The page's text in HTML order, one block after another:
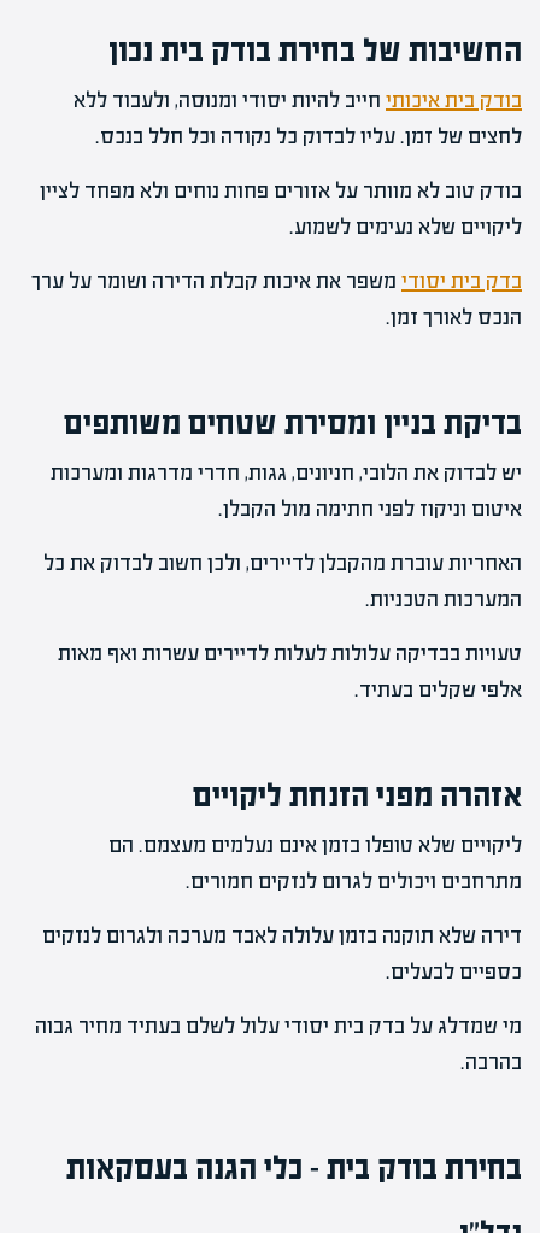
החשיבות של בחירת בודק בית נכון
בודק בית איכותי חייב להיות יסודי ומנוסה, ולעבוד ללא
לחצים של זמן. עליו לבדוק כל נקודה וכל חלל בנכס.
בודק טוב לא מוותר על אזורים פחות נוחים ולא מפחד לציין
ליקויים שלא נעימים לשמוע.
בדק בית יסודי משפר את איכות קבלת הדירה ושומר על ערך
הנכס לאורך זמן.
בדיקת בניין ומסירת שטחים משותפים
יש לבדוק את הלובי, חניונים, גגות, חדרי מדרגות ומערכות
איטום וניקוז לפני חתימה מול הקבלן.
האחריות עוברת מהקבלן לדיירים, ולכן חשוב לבדוק את כל
המערכות הטכניות.
טעויות בבדיקה עלולות לעלות לדיירים עשרות ואף מאות
אלפי שקלים בעתיד.
אזהרה מפני הזנחת ליקויים
ליקויים שלא טופלו בזמן אינם נעלמים מעצמם. הם
מתרחבים ויכולים לגרום לנזקים חמורים.
דירה שלא תוקנה בזמן עלולה לאבד מערכה ולגרום לנזקים
כספיים לבעלים.
מי שמדלג על בדק בית יסודי עלול לשלם בעתיד מחיר גבוה
בהרבה.
בחירת בודק בית – כלי הגנה בעסקאות